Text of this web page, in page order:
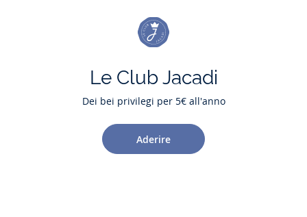
Le Club Jacadi
Dei bei privilegi per 5€ all'anno
Aderire